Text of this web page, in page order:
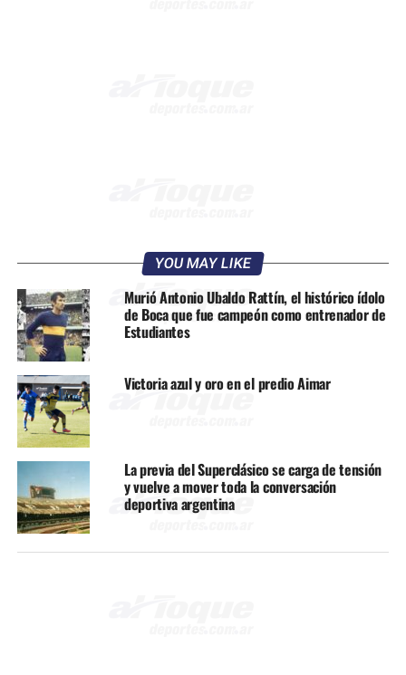
YOU MAY LIKE
Murió Antonio Ubaldo Rattín, el histórico ídolo
de Boca que fue campeón como entrenador de
Estudiantes
Victoria azul y oro en el predio Aimar
La previa del Superclásico se carga de tensión
y vuelve a mover toda la conversación
deportiva argentina